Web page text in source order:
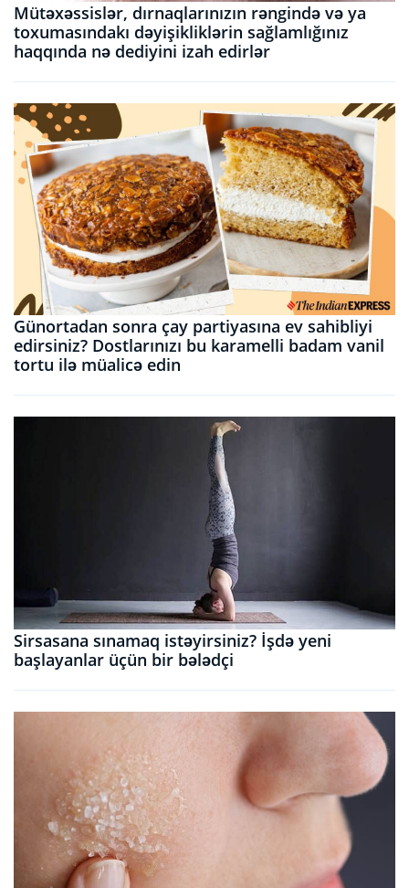
Mütəxəssislər, dırnaqlarınızın rəngində və ya
toxumasındakı dəyişikliklərin sağlamlığınız
haqqında nə dediyini izah edirlər
Günortadan sonra çay partiyasına ev sahibliyi
edirsiniz? Dostlarınızı bu karamelli badam vanil
tortu ilə müalicə edin
Sirsasana sınamaq istəyirsiniz? İşdə yeni
başlayanlar üçün bir bələdçi